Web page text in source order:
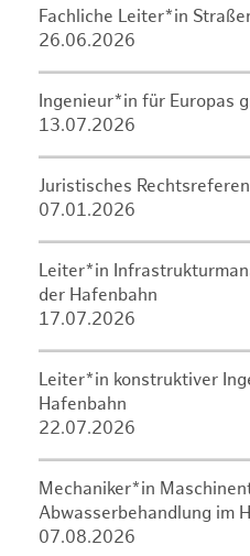
Fachliche Leiter*in
26.06.2026
Ingenieur*in für Europas
13.07.2026
Juristisches
07.01.2026
Leiter*in
der Hafenbahn
17.07.2026
Leiter*in konstruktiver
Hafenbahn
22.07.2026
Mechaniker*in
Abwasserbehandlung im
07.08.2026